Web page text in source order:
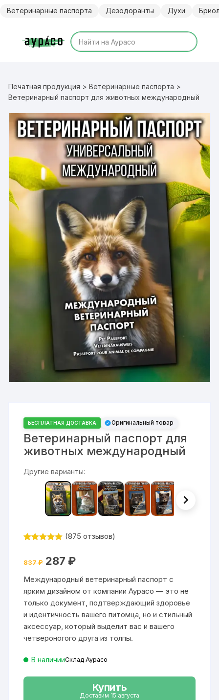
Ветеринарные паспорта Дезодоранты Духи
Печатная продукция >Ветеринарные паспорта >
Ветеринарный паспорт для животных международный
БЕСПЛАТНАЯ ДОСТАВКА Оригинальный товар
Ветеринарный паспорт для
животных международный
Другие варианты:
на основе
пользовател
ей
(875 отзывов)
837₽ Первоначальная
цена
837 ₽.
287 ₽Текущая
Международный ветеринарный паспорт с
ярким дизайном от компании Аурасо — это не
только документ, подтверждающий здоровье
и идентичность вашего питомца, но и стильный
аксессуар, который выделит вас и вашего
четвероногого друга из толпы.
В наличииСклад Аурасо
Купить
Доставим 15 августа